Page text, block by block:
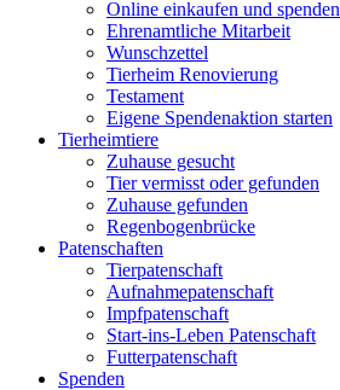
Online einkaufen und spenden
Ehrenamtliche Mitarbeit
Wunschzettel
Tierheim Renovierung
Testament
Eigene Spendenaktion starten
Tierheimtiere
Zuhause gesucht
Tier vermisst oder gefunden
Zuhause gefunden
Regenbogenbrücke
Patenschaften
Tierpatenschaft
Aufnahmepatenschaft
Impfpatenschaft
Start-ins-Leben Patenschaft
Futterpatenschaft
Spenden